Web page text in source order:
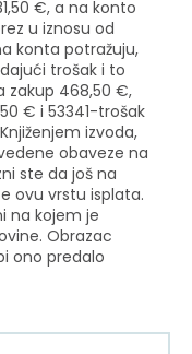
€, a na konto
u iznosu od
konta potražuju,
trošak i to
zakup 468,50 €,
€ i 53341-trošak
izvoda,
obaveze na
ste da još na
ovu vrstu isplata.
na kojem je
Obrazac
ono predalo